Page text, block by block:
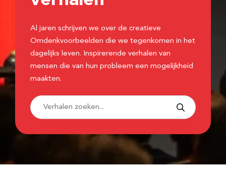
Al jaren schrijven we over de creatieve
Omdenkvoorbeelden die we tegenkomen in het
dagelijks leven. Inspirerende verhalen van
mensen die van hun probleem een mogelijkheid
maakten.